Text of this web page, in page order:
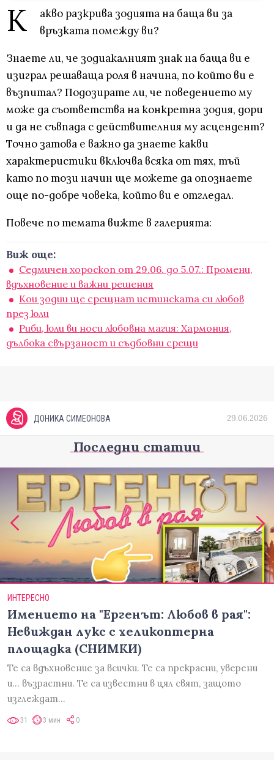
К
акво разкрива зодията на баща ви за
връзката помежду ви?
Знаете ли, че зодиакалният знак на баща ви е
изиграл решаваща роля в начина, по който ви е
възпитал? Подозирате ли, че поведението му
може да съответства на конкретна зодия, дори
и да не съвпада с действителния му асцендент?
Точно затова е важно да знаете какви
характеристики включва всяка от тях, тъй
като по този начин ще можете да опознаете
още по-добре човека, който ви е отгледал.
Повече по темата вижте в галерията:
Виж още:
Седмичен хороскоп от 29.06. до 5.07.: Промени,
вдъхновение и важни решения
Кои зодии ще срещнат истинската си любов
през юли
Риби, юли ви носи любовна магия: Хармония,
дълбока свързаност и съдбовни срещи
ДОНИКА СИМЕОНОВА 29.06.2026
Последни статии
ИНТЕРЕСНО
Имението на "Ергенът: Любов в рая":
Невиждан лукс с хеликоптерна
площадка (СНИМКИ)
Те са вдъхновение за всички. Те са прекрасни, уверени
и... възрастни. Те са известни в цял свят, защото
изглеждат…
31 3 мин 0